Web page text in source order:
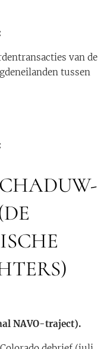
van de
tussen
NAVO-traject).